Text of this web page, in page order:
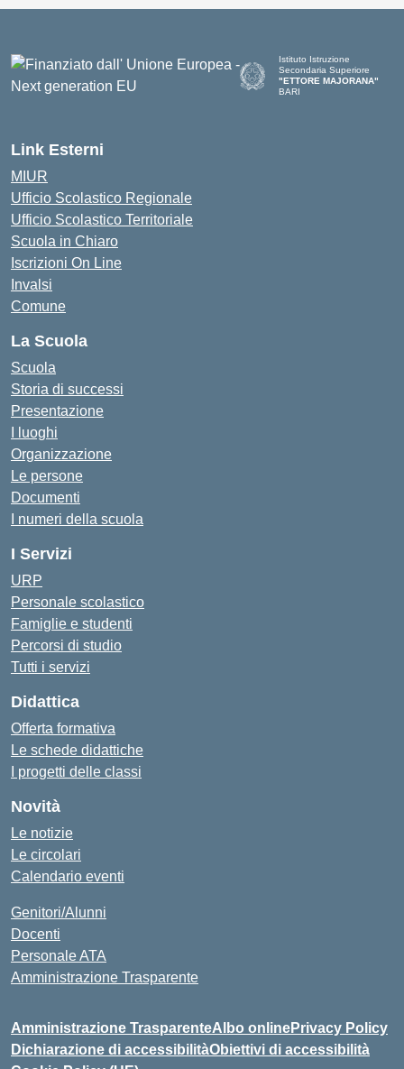
Istituto Istruzione
Secondaria Superiore
"ETTORE MAJORANA"
BARI
Link Esterni
MIUR
Ufficio Scolastico Regionale
Ufficio Scolastico Territoriale
Scuola in Chiaro
Iscrizioni On Line
Invalsi
Comune
La Scuola
Scuola
Storia di successi
Presentazione
I luoghi
Organizzazione
Le persone
Documenti
I numeri della scuola
I Servizi
URP
Personale scolastico
Famiglie e studenti
Percorsi di studio
Tutti i servizi
Didattica
Offerta formativa
Le schede didattiche
I progetti delle classi
Novità
Le notizie
Le circolari
Calendario eventi
Genitori/Alunni
Docenti
Personale ATA
Amministrazione Trasparente
Amministrazione TrasparenteAlbo onlinePrivacy Policy
Dichiarazione di accessibilitàObiettivi di accessibilità